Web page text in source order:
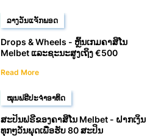
ລາງວັນແຈັກພອດ
Drops & Wheels - ຫຼິ້ນເກມຄາສິໂນ
Melbet ແລະຊະນະສູງເຖິງ €500
Read More
ໝຸນຟຣີປະຈຳອາທິດ
ສະປິນຟຣີຂອງຄາສິໂນ Melbet - ຝາກເງິນ
ທຸກໆວັນພຸດເພື່ອຮັບ 80 ສະປິນ